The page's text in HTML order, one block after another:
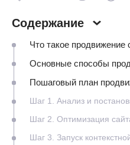
Содержание
Что такое продвижение
Основные способы
Пошаговый план
Шаг 1. Анализ и
Шаг 2. Оптимизация
Шаг 3. Запуск